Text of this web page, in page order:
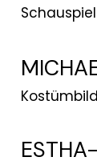
Schauspiel
Kostümbild